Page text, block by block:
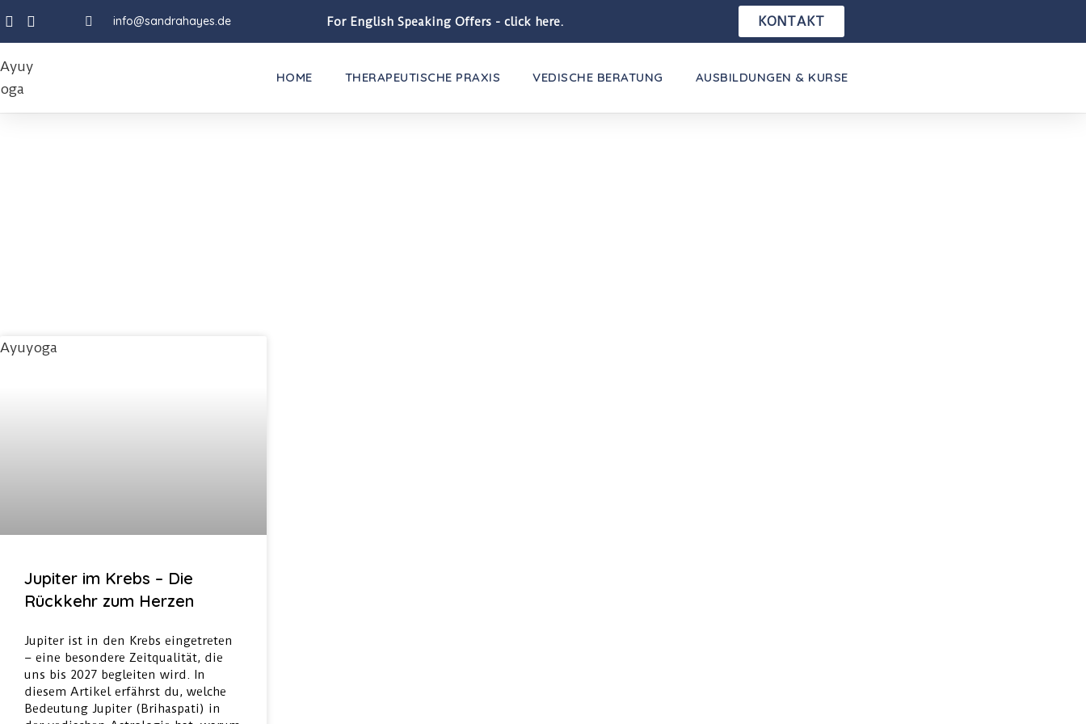
info@sandrahayes.de For English Speaking Offers - click here. KONTAKT
HOME THERAPEUTISCHE PRAXIS VEDISCHE BERATUNG AUSBILDUNGEN & KURSE
Jupiter im Krebs – Die
Rückkehr zum Herzen
Jupiter ist in den Krebs eingetreten
– eine besondere Zeitqualität, die
uns bis 2027 begleiten wird. In
diesem Artikel erfährst du, welche
Bedeutung Jupiter (Brihaspati) in